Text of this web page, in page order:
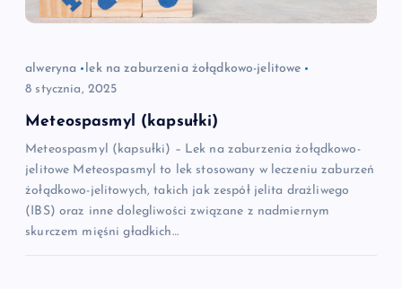
alweryna
lek na zaburzenia żołądkowo-jelitowe
8 stycznia, 2025
Meteospasmyl (kapsułki)
Meteospasmyl (kapsułki) – Lek na zaburzenia żołądkowo-
jelitowe Meteospasmyl to lek stosowany w leczeniu zaburzeń
żołądkowo-jelitowych, takich jak zespół jelita drażliwego
(IBS) oraz inne dolegliwości związane z nadmiernym
skurczem mięśni gładkich…